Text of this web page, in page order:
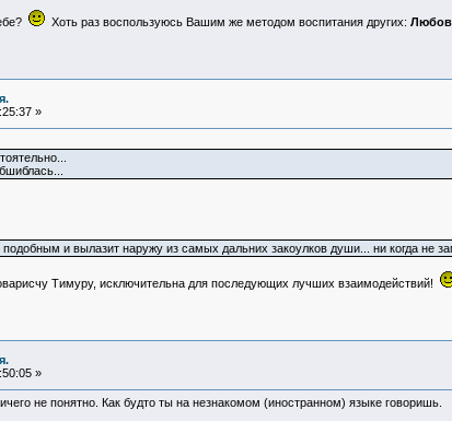
Хоть раз воспользуюсь Вашим же методом воспитания других:
»
и вылазит наружу из самых дальних закоулков души... ни когда не
Тимуру, исключительна для последующих лучших взаимодействий!
»
не понятно. Как будто ты на незнакомом (иностранном) языке говоришь.